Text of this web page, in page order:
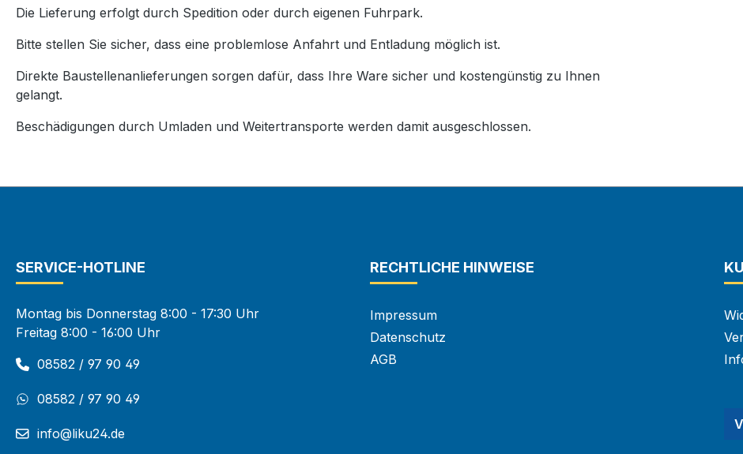
Die Lieferung erfolgt durch Spedition oder durch eigenen Fuhrpark.
Bitte stellen Sie sicher, dass eine problemlose Anfahrt und Entladung möglich ist.
Direkte Baustellenanlieferungen sorgen dafür, dass Ihre Ware sicher und kostengünstig zu Ihnen
gelangt.
Beschädigungen durch Umladen und Weitertransporte werden damit ausgeschlossen.
SERVICE-HOTLINE
Montag bis Donnerstag 8:00 - 17:30 Uhr
Freitag 8:00 - 16:00 Uhr
08582 / 97 90 49
08582 / 97 90 49
info@liku24.de
RECHTLICHE HINWEISE
Impressum
Datenschutz
AGB